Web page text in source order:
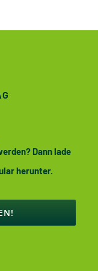
Dann lade
herunter.